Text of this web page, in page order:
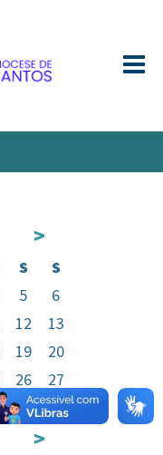
≡
>
S
S
5
6
12
13
19
20
26
27
>